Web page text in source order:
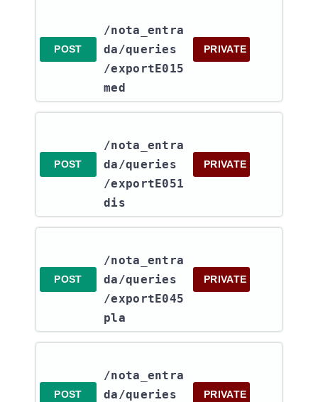
POST
/nota_entra
da​/queries​
/exportE015
med
PRIVATE
POST
/nota_entra
da​/queries​
/exportE051
dis
PRIVATE
POST
/nota_entra
da​/queries​
/exportE045
pla
PRIVATE
POST
/nota_entra
da​/queries​
PRIVATE